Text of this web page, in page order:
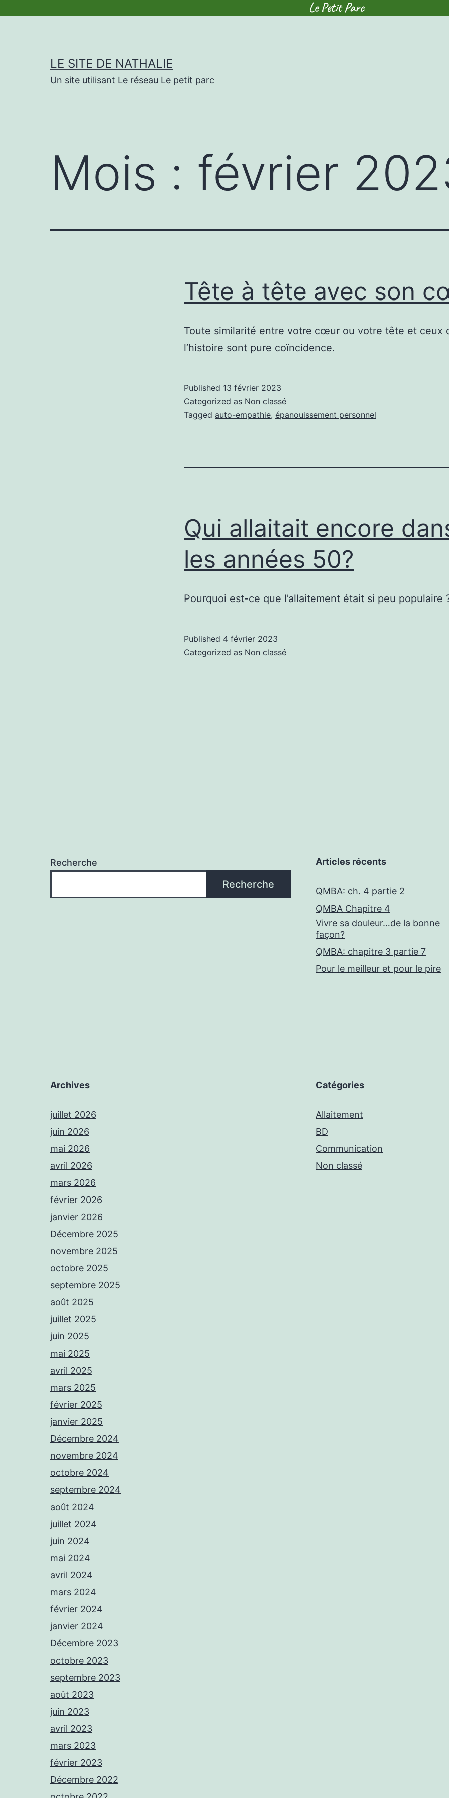
LE SITE DE NATHALIE
Un site utilisant Le réseau Le petit parc
Mois : février
Tête à tête avec son
Toute similarité entre votre cœur ou votre tête et ceux
l’histoire sont pure coïncidence.
Published 13 février 2023
Categorized as Non classé
Tagged auto-empathie, épanouissement personnel
Qui allaitait encore
les années 50?
Pourquoi est-ce que l’allaitement était si peu populaire
Published 4 février 2023
Categorized as Non classé
Recherche
Recherche
Articles récents
QMBA: ch. 4 partie 2
QMBA Chapitre 4
Vivre sa douleur…de la bonne
façon?
QMBA: chapitre 3 partie 7
Pour le meilleur et pour le pire
Archives
juillet 2026
juin 2026
mai 2026
avril 2026
mars 2026
février 2026
janvier 2026
Décembre 2025
novembre 2025
octobre 2025
septembre 2025
août 2025
juillet 2025
juin 2025
mai 2025
avril 2025
mars 2025
février 2025
janvier 2025
Décembre 2024
novembre 2024
octobre 2024
septembre 2024
août 2024
juillet 2024
juin 2024
mai 2024
avril 2024
mars 2024
février 2024
janvier 2024
Décembre 2023
octobre 2023
septembre 2023
août 2023
juin 2023
avril 2023
mars 2023
février 2023
Décembre 2022
Catégories
Allaitement
BD
Communication
Non classé